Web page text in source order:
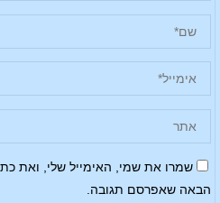
שמרו את שמי, האימייל שלי, ואת
הבאה שאפרסם תגובה.